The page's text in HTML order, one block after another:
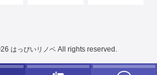
はっぴいリノベ All rights reserved.